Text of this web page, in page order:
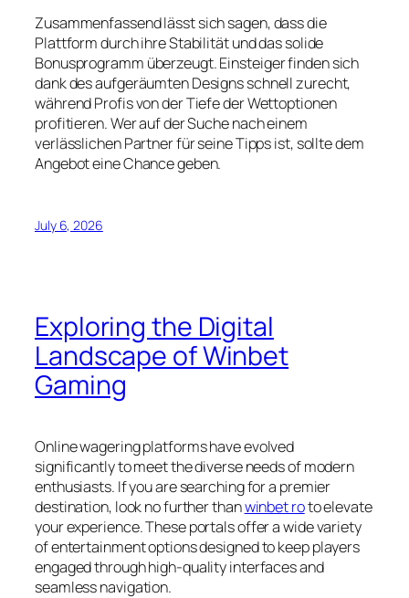
Zusammenfassend lässt sich sagen, dass die
Plattform durch ihre Stabilität und das solide
Bonusprogramm überzeugt. Einsteiger finden sich
dank des aufgeräumten Designs schnell zurecht,
während Profis von der Tiefe der Wettoptionen
profitieren. Wer auf der Suche nach einem
verlässlichen Partner für seine Tipps ist, sollte dem
Angebot eine Chance geben.
July 6, 2026
Exploring the Digital
Landscape of Winbet
Gaming
Online wagering platforms have evolved
significantly to meet the diverse needs of modern
enthusiasts. If you are searching for a premier
destination, look no further thanwinbet roto elevate
your experience. These portals offer a wide variety
of entertainment options designed to keep players
engaged through high-quality interfaces and
seamless navigation.